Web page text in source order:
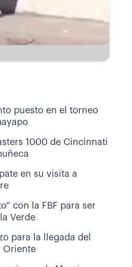
puesto en el torneo
1000 de Cincinnati
en su visita a
con la FBF para ser
Verde
para la llegada del
Oriente